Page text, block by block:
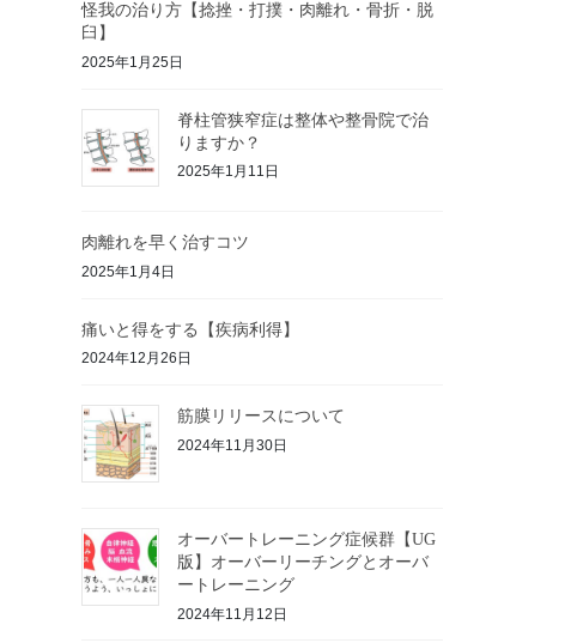
怪我の治り方【捻挫・打撲・肉離れ・骨折・脱
臼】
2025年1月25日
脊柱管狭窄症は整体や整骨院で治
りますか？
2025年1月11日
肉離れを早く治すコツ
2025年1月4日
痛いと得をする【疾病利得】
2024年12月26日
筋膜リリースについて
2024年11月30日
オーバートレーニング症候群【UG
版】オーバーリーチングとオーバ
ートレーニング
2024年11月12日